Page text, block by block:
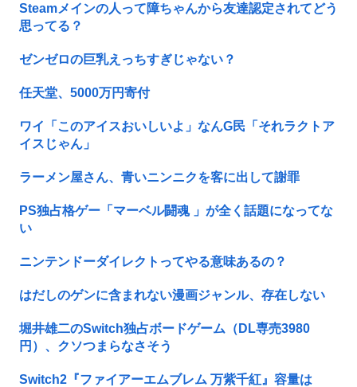
Steamメインの人って障ちゃんから友達認定されてどう
思ってる？
ゼンゼロの巨乳えっちすぎじゃない？
任天堂、5000万円寄付
ワイ「このアイスおいしいよ」なんG民「それラクトア
イスじゃん」
ラーメン屋さん、青いニンニクを客に出して謝罪
PS独占格ゲー「マーベル闘魂 」が全く話題になってな
い
ニンテンドーダイレクトってやる意味あるの？
はだしのゲンに含まれない漫画ジャンル、存在しない
堀井雄二のSwitch独占ボードゲーム（DL専売3980
円）、クソつまらなさそう
Switch2『ファイアーエムブレム 万紫千紅』容量は